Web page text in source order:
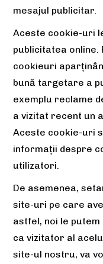
mesajul publicitar.
Aceste cookie-uri
publicitatea online.
cookieuri
bună targetare a
exemplu reclame
a vizitat recent un
Aceste cookie-uri
informații despre
utilizatori.
De asemenea,
site-uri pe care
astfel, noi le
ca vizitator al
site-ul nostru, va